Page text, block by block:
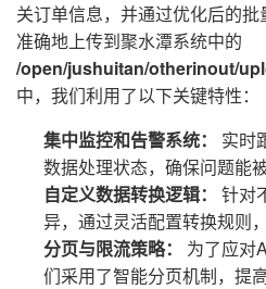
关订单信息，并通过优化后的
准确地上传到聚水潭系统中的
/open/jushuitan/otherinout/
中，我们利用了以下关键特性：
集中监控和告警系统：
实时
数据处理状态，确保问题能
自定义数据转换逻辑：
针对
异，通过灵活配置转换规则
分页与限流策略：
为了应对
们采用了智能分页机制，提